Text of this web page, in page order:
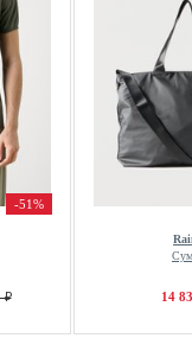
-51%
₽ 14